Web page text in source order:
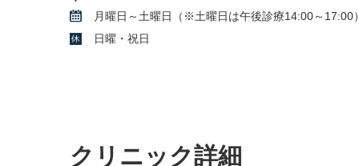
月曜日～土曜日（※土曜日は午後診療14:00～17:00
日曜・祝日
クリニック詳細